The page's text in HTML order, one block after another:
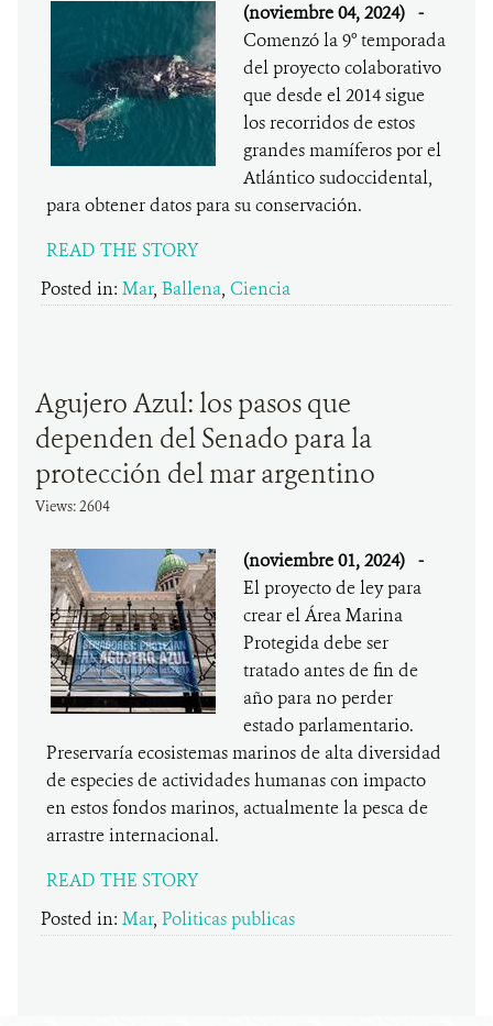
(noviembre 04, 2024) -
Comenzó la 9° temporada
del proyecto colaborativo
que desde el 2014 sigue
los recorridos de estos
grandes mamíferos por el
Atlántico sudoccidental,
para obtener datos para su conservación.
READ THE STORY
Posted in: Mar, Ballena, Ciencia
Agujero Azul: los pasos que
dependen del Senado para la
protección del mar argentino
Views: 2604
(noviembre 01, 2024) -
El proyecto de ley para
crear el Área Marina
Protegida debe ser
tratado antes de fin de
año para no perder
estado parlamentario.
Preservaría ecosistemas marinos de alta diversidad
de especies de actividades humanas con impacto
en estos fondos marinos, actualmente la pesca de
arrastre internacional.
READ THE STORY
Posted in: Mar, Politicas publicas